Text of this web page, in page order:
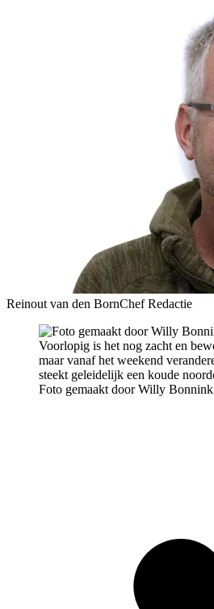
Reinout van den BornChef Redactie
Foto gemaakt door Willy Bonnink